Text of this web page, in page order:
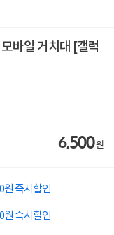
바일 거치대 [갤럭
6,500원
원 즉시할인
원 즉시할인